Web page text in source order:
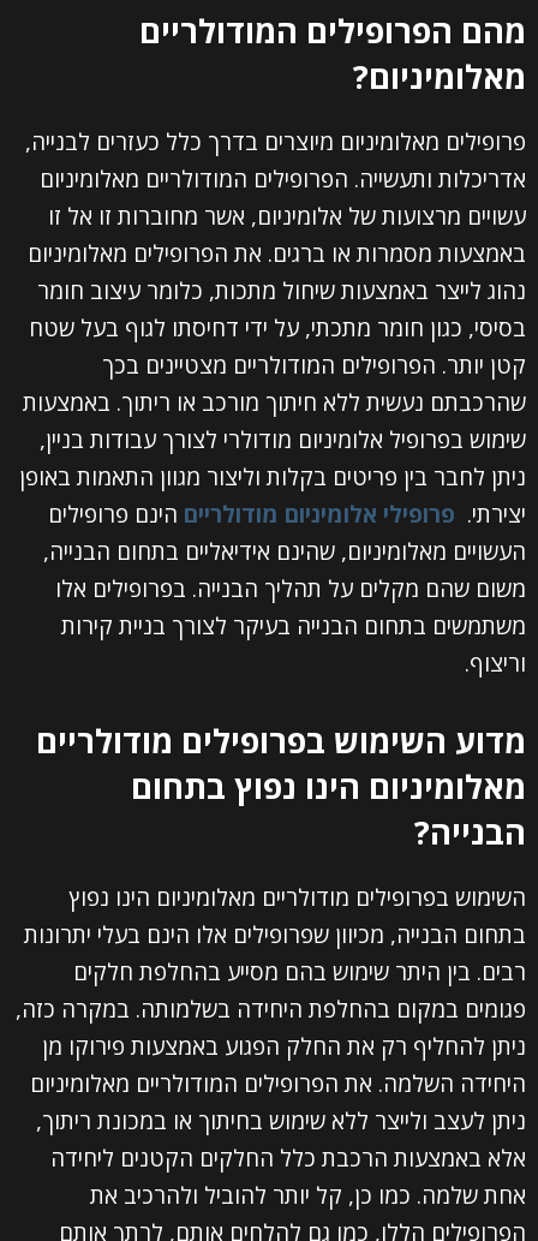
מהם הפרופילים המודולריים
מאלומיניום?
פרופילים מאלומיניום מיוצרים בדרך כלל כעזרים לבנייה,
אדריכלות ותעשייה. הפרופילים המודולריים מאלומיניום
עשויים מרצועות של אלומיניום, אשר מחוברות זו אל זו
באמצעות מסמרות או ברגים. את הפרופילים מאלומיניום
נהוג לייצר באמצעות שיחול מתכות, כלומר עיצוב חומר
בסיסי, כגון חומר מתכתי, על ידי דחיסתו לגוף בעל שטח
קטן יותר. הפרופילים המודולריים מצטיינים בכך
שהרכבתם נעשית ללא חיתוך מורכב או ריתוך. באמצעות
שימוש בפרופיל אלומיניום מודולרי לצורך עבודות בניין,
ניתן לחבר בין פריטים בקלות וליצור מגוון התאמות באופן
יצירתי. פרופילי אלומיניום מודולריים הינם פרופילים
העשויים מאלומיניום, שהינם אידיאליים בתחום הבנייה,
משום שהם מקלים על תהליך הבנייה. בפרופילים אלו
משתמשים בתחום הבנייה בעיקר לצורך בניית קירות
וריצוף.
מדוע השימוש בפרופילים מודולריים
מאלומיניום הינו נפוץ בתחום
הבנייה?
השימוש בפרופילים מודולריים מאלומיניום הינו נפוץ
בתחום הבנייה, מכיוון שפרופילים אלו הינם בעלי יתרונות
רבים. בין היתר שימוש בהם מסייע בהחלפת חלקים
פגומים במקום בהחלפת היחידה בשלמותה. במקרה כזה,
ניתן להחליף רק את החלק הפגוע באמצעות פירוקו מן
היחידה השלמה. את הפרופילים המודולריים מאלומיניום
ניתן לעצב ולייצר ללא שימוש בחיתוך או במכונת ריתוך,
אלא באמצעות הרכבת כלל החלקים הקטנים ליחידה
אחת שלמה. כמו כן, קל יותר להוביל ולהרכיב את
הפרופילים הללו, כמו גם להלחים אותם, לרתך אותם